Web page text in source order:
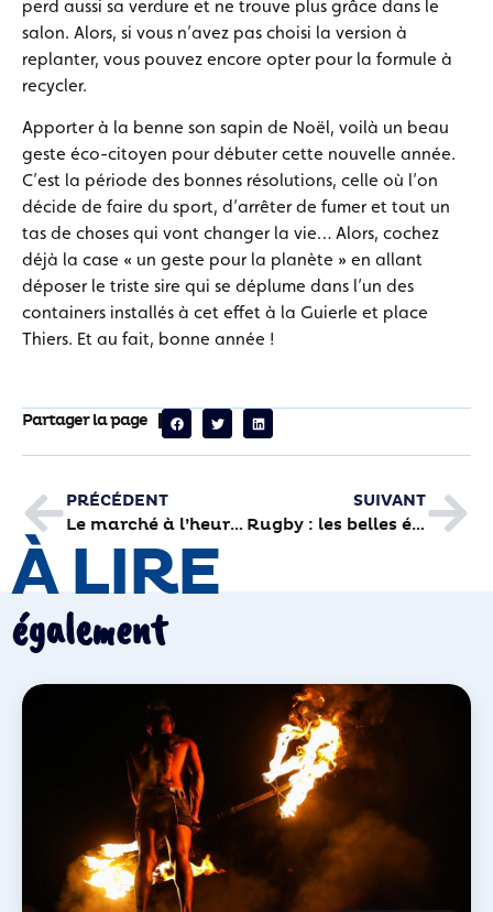
perd aussi sa verdure et ne trouve plus grâce dans le
salon. Alors, si vous n’avez pas choisi la version à
replanter, vous pouvez encore opter pour la formule à
recycler.
Apporter à la benne son sapin de Noël, voilà un beau
geste éco-citoyen pour débuter cette nouvelle année.
C’est la période des bonnes résolutions, celle où l’on
décide de faire du sport, d’arrêter de fumer et tout un
tas de choses qui vont changer la vie… Alors, cochez
déjà la case « un geste pour la planète » en allant
déposer le triste sire qui se déplume dans l’un des
containers installés à cet effet à la Guierle et place
Thiers. Et au fait, bonne année !
Partager la page
PRÉCÉDENT
Le marché à l’heure du réveillon
SUIVANT
Rugby : les belles étrennes du CABCL face à Perpignan (29-9)
À LIRE
également